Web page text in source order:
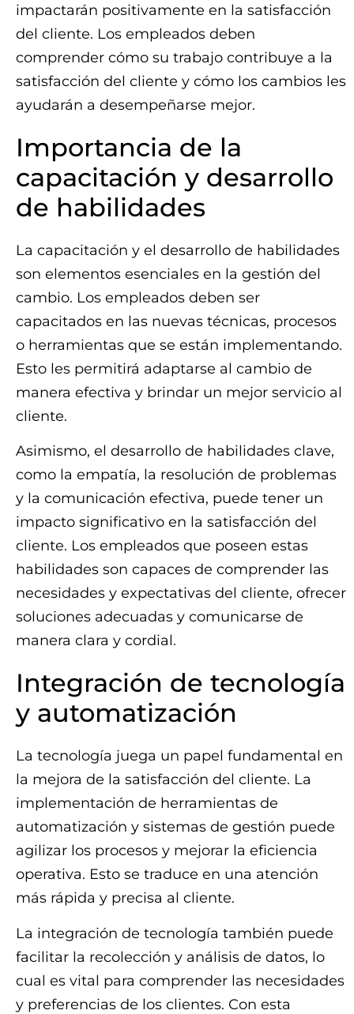
impactarán positivamente en la satisfacción
del cliente. Los empleados deben
comprender cómo su trabajo contribuye a la
satisfacción del cliente y cómo los cambios les
ayudarán a desempeñarse mejor.
Importancia de la
capacitación y desarrollo
de habilidades
La capacitación y el desarrollo de habilidades
son elementos esenciales en la gestión del
cambio. Los empleados deben ser
capacitados en las nuevas técnicas, procesos
o herramientas que se están implementando.
Esto les permitirá adaptarse al cambio de
manera efectiva y brindar un mejor servicio al
cliente.
Asimismo, el desarrollo de habilidades clave,
como la empatía, la resolución de problemas
y la comunicación efectiva, puede tener un
impacto significativo en la satisfacción del
cliente. Los empleados que poseen estas
habilidades son capaces de comprender las
necesidades y expectativas del cliente, ofrecer
soluciones adecuadas y comunicarse de
manera clara y cordial.
Integración de tecnología
y automatización
La tecnología juega un papel fundamental en
la mejora de la satisfacción del cliente. La
implementación de herramientas de
automatización y sistemas de gestión puede
agilizar los procesos y mejorar la eficiencia
operativa. Esto se traduce en una atención
más rápida y precisa al cliente.
La integración de tecnología también puede
facilitar la recolección y análisis de datos, lo
cual es vital para comprender las necesidades
y preferencias de los clientes. Con esta